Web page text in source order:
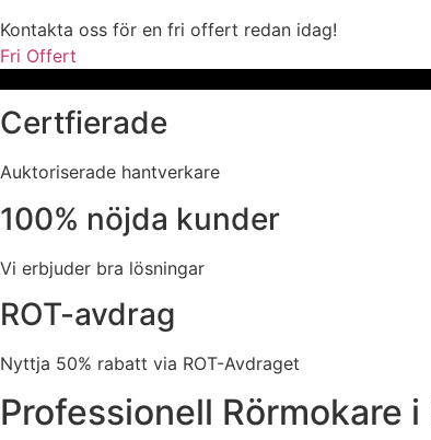
Kontakta oss för en fri offert redan idag!
Fri Offert
Certfierade
Auktoriserade hantverkare
100% nöjda kunder
Vi erbjuder bra lösningar
ROT-avdrag
Nyttja 50% rabatt via ROT-Avdraget
Professionell Rörmokare